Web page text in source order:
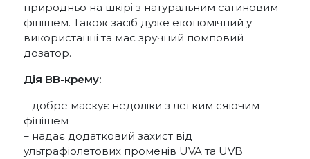
природньо на шкірі з натуральним сатиновим
фінішем. Також засіб дуже економічний у
використанні та має зручний помповий
дозатор.
Дія BB-крему:
– добре маскує недоліки з легким сяючим
фінішем
– надає додатковий захист від
ультрафіолетових променів UVA та UVB